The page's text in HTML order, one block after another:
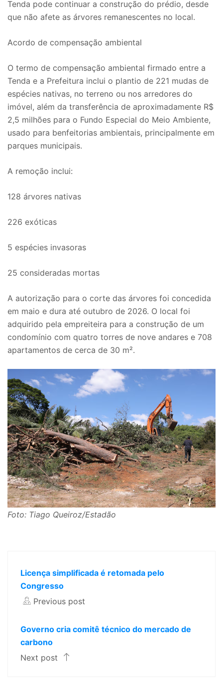
Tenda pode continuar a construção do prédio, desde
que não afete as árvores remanescentes no local.
Acordo de compensação ambiental
O termo de compensação ambiental firmado entre a
Tenda e a Prefeitura inclui o plantio de 221 mudas de
espécies nativas, no terreno ou nos arredores do
imóvel, além da transferência de aproximadamente R$
2,5 milhões para o Fundo Especial do Meio Ambiente,
usado para benfeitorias ambientais, principalmente em
parques municipais.
A remoção inclui:
128 árvores nativas
226 exóticas
5 espécies invasoras
25 consideradas mortas
A autorização para o corte das árvores foi concedida
em maio e dura até outubro de 2026. O local foi
adquirido pela empreiteira para a construção de um
condomínio com quatro torres de nove andares e 708
apartamentos de cerca de 30 m².
Foto: Tiago Queiroz/Estadão
Licença simplificada é retomada pelo
Congresso
Previous post
Governo cria comitê técnico do mercado de
carbono
Next post